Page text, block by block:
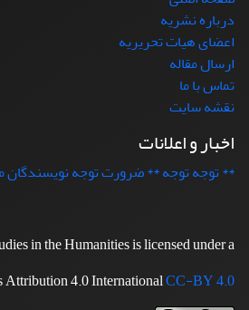
درباره نشریه
اعضای هیات تحریریه
ارسال مقاله
تماس با ما
نقشه سایت
اخبار و اعلانات
** توجه توجه ** ضرورت توجه نویسندگان
in the Humanities is licensed under a
Attribution 4.0 InternationalCC-BY 4.0